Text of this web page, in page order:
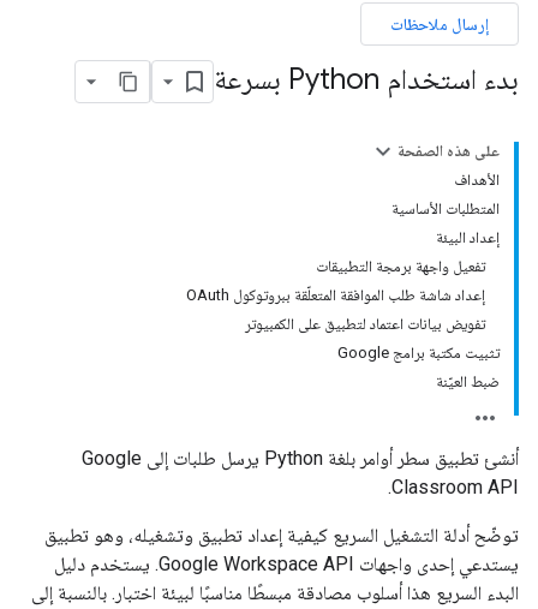
إرسال ملاحظات
بدء استخدام Python بسرعة
على هذه الصفحة
الأهداف
المتطلبات الأساسية
إعداد البيئة
تفعيل واجهة برمجة التطبيقات
إعداد شاشة طلب الموافقة المتعلّقة ببروتوكول OAuth
تفويض بيانات اعتماد لتطبيق على الكمبيوتر
تثبيت مكتبة برامج Google
ضبط العيّنة
أنشئ تطبيق سطر أوامر بلغة Python يرسل طلبات إلى Google
Classroom API.
توضّح أدلة التشغيل السريع كيفية إعداد تطبيق وتشغيله، وهو تطبيق
يستدعي إحدى واجهات Google Workspace API. يستخدم دليل
البدء السريع هذا أسلوب مصادقة مبسطًا مناسبًا لبيئة اختبار. بالنسبة إلى